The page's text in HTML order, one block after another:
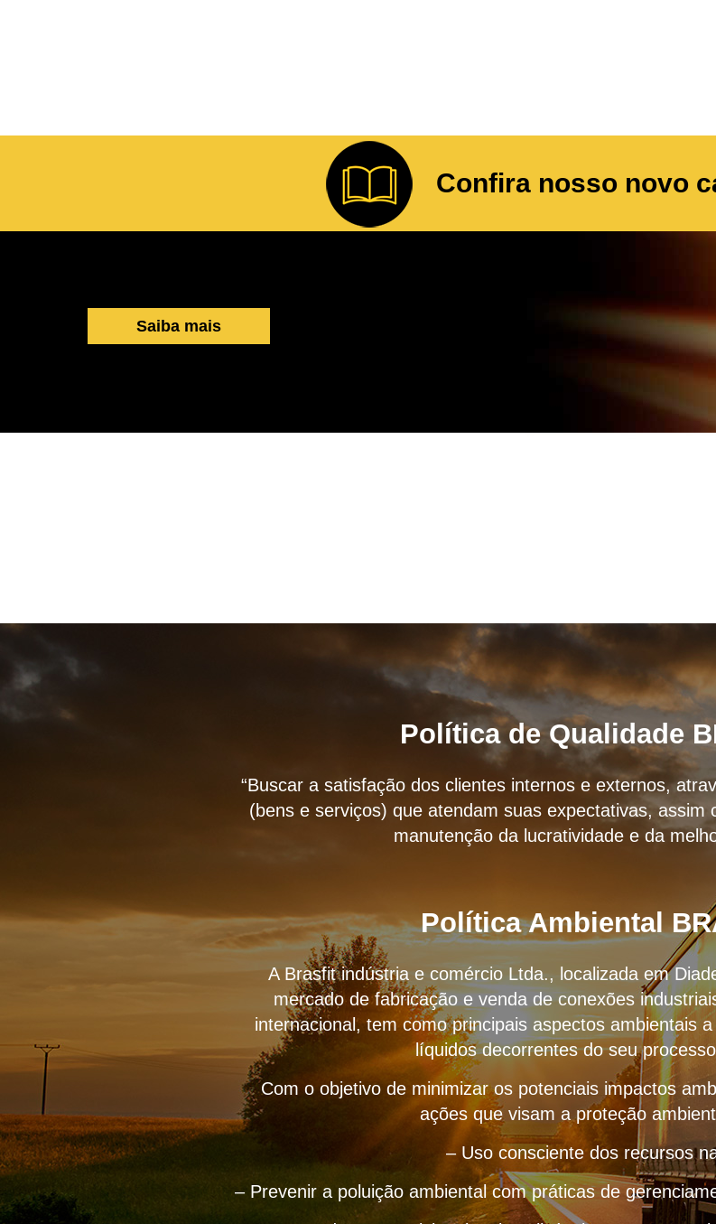
Confira nosso novo
Saiba mais
Política de Qualidade
“Buscar a satisfação dos clientes internos e externos,
(bens e serviços) que atendam suas expectativas, assim
manutenção da lucratividade e da
Política Ambiental
A Brasfit indústria e comércio Ltda., localizada em
mercado de fabricação e venda de conexões
internacional, tem como principais aspectos ambientais
líquidos decorrentes do seu
Com o objetivo de minimizar os potenciais impactos
ações que visam a proteção
– Uso consciente dos recursos
– Prevenir a poluição ambiental com práticas de